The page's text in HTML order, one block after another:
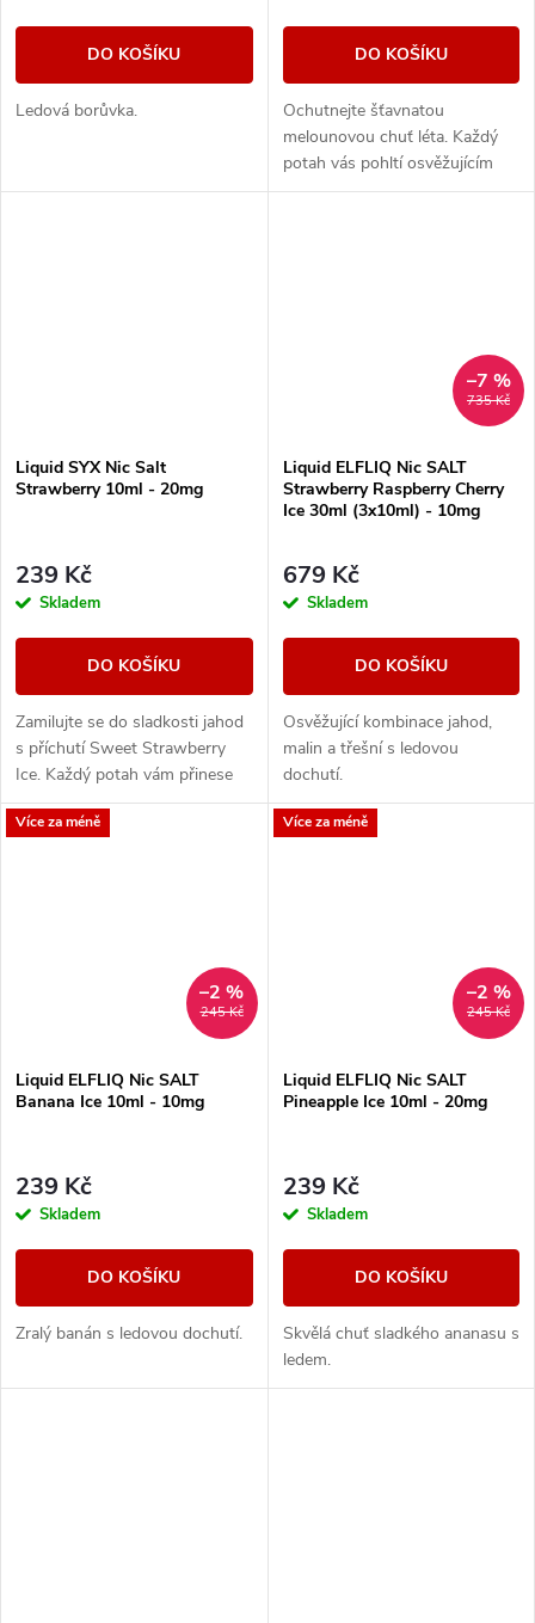
DO KOŠÍKU
Ledová borůvka.
DO KOŠÍKU
Ochutnejte šťavnatou
melounovou chuť léta. Každý
potah vás pohltí osvěžujícím
ledovým závěrem, který
Liquid SYX Nic Salt
Strawberry 10ml - 20mg
239 Kč
Skladem
DO KOŠÍKU
Zamilujte se do sladkosti jahod
s příchutí Sweet Strawberry
Ice. Každý potah vám přinese
sytou chuť čerstvých jahod,
doplněnou osvěžujícím ledovým
735 Kč
–7 %
Liquid ELFLIQ Nic SALT
Strawberry Raspberry Cherry
Ice 30ml (3x10ml) - 10mg
679 Kč
Skladem
DO KOŠÍKU
Osvěžující kombinace jahod,
malin a třešní s ledovou
dochutí.
Více za méně
245 Kč
–2 %
Liquid ELFLIQ Nic SALT
Banana Ice 10ml - 10mg
239 Kč
Skladem
DO KOŠÍKU
Zralý banán s ledovou dochutí.
Více za méně
245 Kč
–2 %
Liquid ELFLIQ Nic SALT
Pineapple Ice 10ml - 20mg
239 Kč
Skladem
DO KOŠÍKU
Skvělá chuť sladkého ananasu s
ledem.